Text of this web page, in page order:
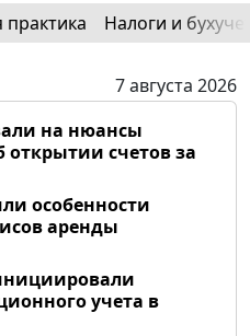
практика Налоги и
7 августа 2026
на нюансы
счетов за
особенности
аренды
учета в